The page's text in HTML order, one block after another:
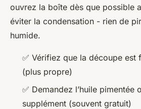
ouvrez la boîte dès que possible
éviter la condensation - rien de
humide.
✅ Vérifiez que la découpe est
(plus propre)
✅ Demandez l’huile pimentée
supplément (souvent gratuit)